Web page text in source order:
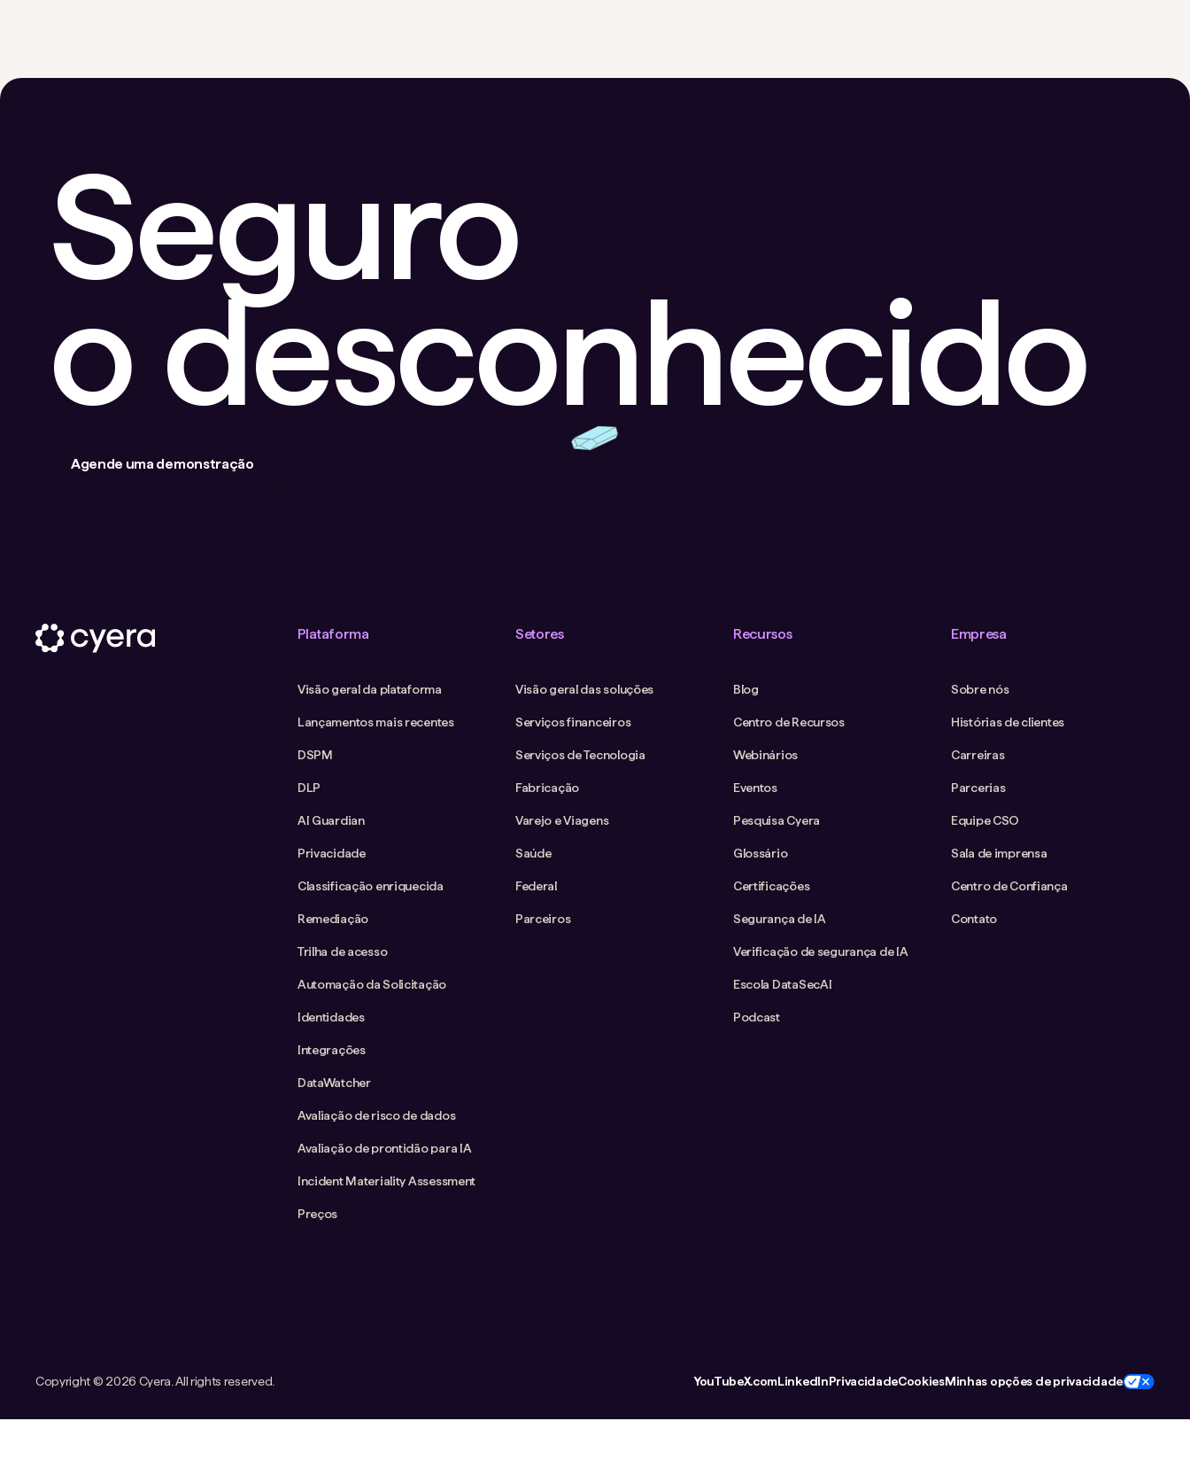
Seguro
o desconhecido
Agende uma demonstração
Plataforma
Visão geral da plataforma
Lançamentos mais recentes
DSPM
DLP
AI Guardian
Privacidade
Classificação enriquecida
Remediação
Trilha de acesso
Automação da Solicitação
Identidades
Integrações
DataWatcher
Avaliação de risco de dados
Avaliação de prontidão para IA
Incident Materiality Assessment
Preços
Setores
Visão geral das soluções
Serviços financeiros
Serviços de Tecnologia
Fabricação
Varejo e Viagens
Saúde
Federal
Parceiros
Recursos
Blog
Centro de Recursos
Webinários
Eventos
Pesquisa Cyera
Glossário
Certificações
Segurança de IA
Verificação de segurança de IA
Escola DataSecAI
Podcast
Empresa
Sobre nós
Histórias de clientes
Carreiras
Parcerias
Equipe CSO
Sala de imprensa
Centro de Confiança
Contato
Copyright © 2026 Cyera. All rights reserved. YouTubeX.comLinkedInPrivacidadeCookiesMinhas opções de privacidade